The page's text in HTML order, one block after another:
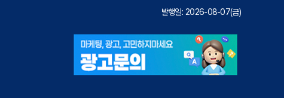
발행일: 2026-08-07(금)